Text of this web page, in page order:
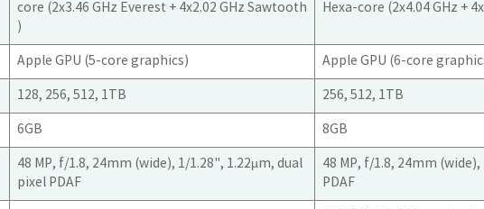
core (2x3.46 GHz Everest + 4x2.02 GHz Sawtooth
)
Hexa-core (2x4.04 GHz +
Apple GPU (5-core graphics) Apple GPU (6-core
128, 256, 512, 1TB 256, 512, 1TB
6GB 8GB
48 MP, f/1.8, 24mm (wide), 1/1.28", 1.22µm, dual
pixel PDAF
48 MP, f/1.8, 24mm
PDAF